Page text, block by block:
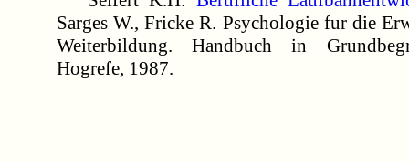
Sarges W., Fricke R. Psychologie fur die
Weiterbildung. Handbuch in
Hogrefe, 1987.